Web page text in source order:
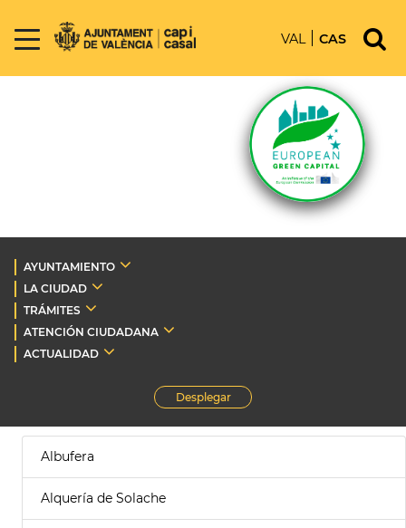
VAL CAS
AYUNTAMIENTO
LA CIUDAD
TRÁMITES
ATENCIÓN CIUDADANA
ACTUALIDAD
Desplegar
Albufera
Alquería de Solache